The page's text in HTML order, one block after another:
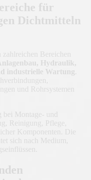
für
Dichtmitteln
Bereichen
Hydraulik,
industrielle Wartung
und Rohrsystemen
bei Montage- und
Reinigung, Pflege,
Komponenten. Die
sich nach Medium,